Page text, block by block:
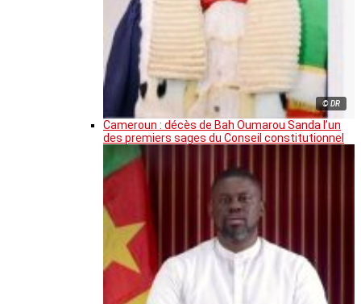
© DR
Cameroun : décès de Bah Oumarou Sanda l’un
des premiers sages du Conseil constitutionnel